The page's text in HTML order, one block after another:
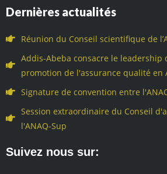
Dernières actualités
Réunion du Conseil scientifique de
Addis-Abeba consacre le leadership
promotion de l'assurance qualité en
Signature de convention entre
Session extraordinaire du Conseil
l'ANAQ-Sup
Suivez nous sur: